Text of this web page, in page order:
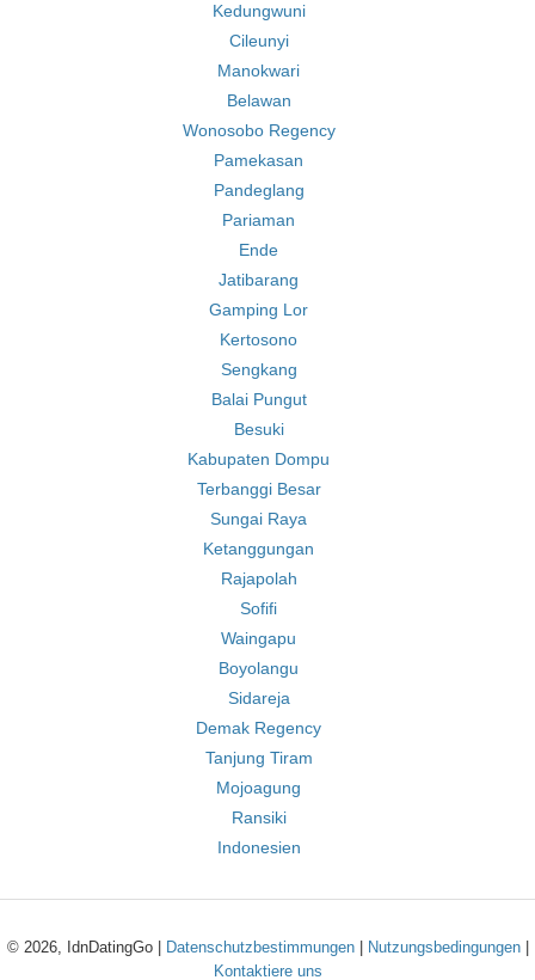
Kedungwuni
Cileunyi
Manokwari
Belawan
Wonosobo Regency
Pamekasan
Pandeglang
Pariaman
Ende
Jatibarang
Gamping Lor
Kertosono
Sengkang
Balai Pungut
Besuki
Kabupaten Dompu
Terbanggi Besar
Sungai Raya
Ketanggungan
Rajapolah
Sofifi
Waingapu
Boyolangu
Sidareja
Demak Regency
Tanjung Tiram
Mojoagung
Ransiki
Indonesien
© 2026, IdnDatingGo | Datenschutzbestimmungen| Nutzungsbedingungen|
Kontaktiere uns